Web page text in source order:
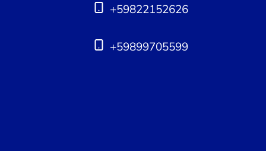
+59822152626
+59899705599